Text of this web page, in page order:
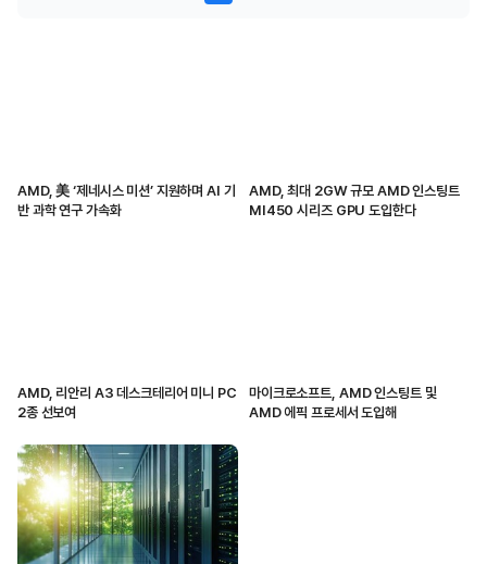
AMD, 美 ‘제네시스 미션’ 지원하며 AI 기
반 과학 연구 가속화
AMD, 최대 2GW 규모 AMD 인스팅트
MI450 시리즈 GPU 도입한다
AMD, 리안리 A3 데스크테리어 미니 PC
2종 선보여
마이크로소프트, AMD 인스팅트 및
AMD 에픽 프로세서 도입해